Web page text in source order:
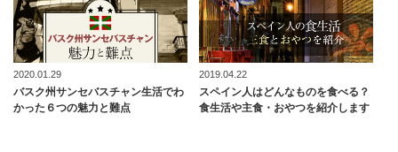
2020.01.29
バスク州サンセバスチャン生活でわ
かった６つの魅力と難点
2019.04.22
スペイン人はどんなものを食べる？
食生活や主食・おやつを紹介します